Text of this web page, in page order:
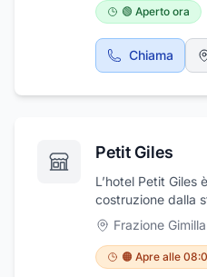
dell'ambiente e
un ampio sistema
dell'hotel
di molti comfort.
Busci, 10 a
🟢 Aperto ora
Chiama
Petit Giles
L’hotel Petit Giles
costruzione dalla
montana i cui
gelosamente
conviviali la
bar, una saletta
Frazione
🟠 Apre alle